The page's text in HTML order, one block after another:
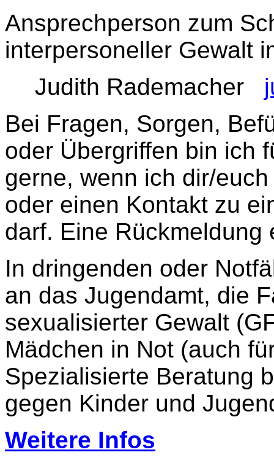
Ansprechperson zum
interpersoneller Gewalt
Judith Rademacher
Bei Fragen, Sorgen,
oder Übergriffen bin ich
gerne, wenn ich dir/
oder einen Kontakt zu
darf. Eine Rückmeldung
In dringenden oder
an das Jugendamt, die
sexualisierter Gewalt
Mädchen in Not (auch
Spezialisierte Beratung
gegen Kinder und
Weitere Infos